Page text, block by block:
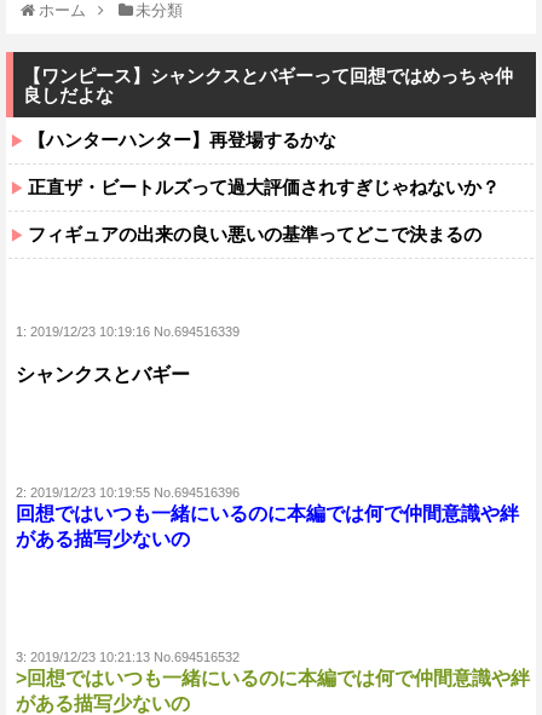
ホーム 未分類
【ワンピース】シャンクスとバギーって回想ではめっちゃ仲
良しだよな
【ハンターハンター】再登場するかな
正直ザ・ビートルズって過大評価されすぎじゃねないか？
フィギュアの出来の良い悪いの基準ってどこで決まるの
1: 2019/12/23 10:19:16 No.694516339
シャンクスとバギー
2: 2019/12/23 10:19:55 No.694516396
回想ではいつも一緒にいるのに本編では何で仲間意識や絆
がある描写少ないの
3: 2019/12/23 10:21:13 No.694516532
>回想ではいつも一緒にいるのに本編では何で仲間意識や絆
がある描写少ないの